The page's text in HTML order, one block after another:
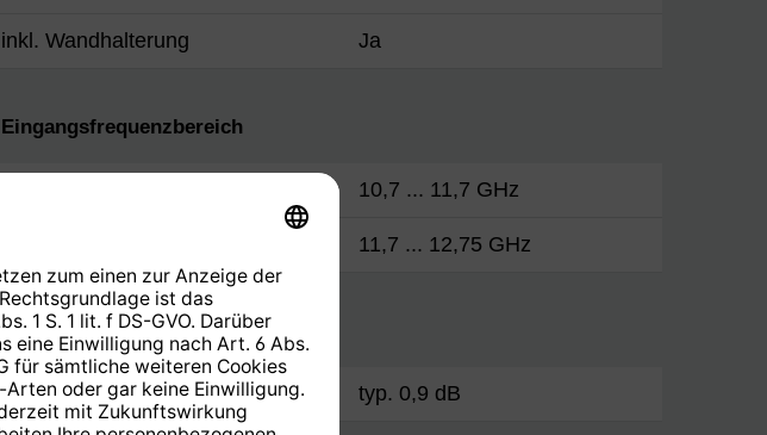
inkl. Wandhalterung Ja
Eingangsfrequenzbereich
10,7 ... 11,7 GHz
11,7 ... 12,75 GHz
Rauschmaß
Rauschmaß typ. 0,9 dB